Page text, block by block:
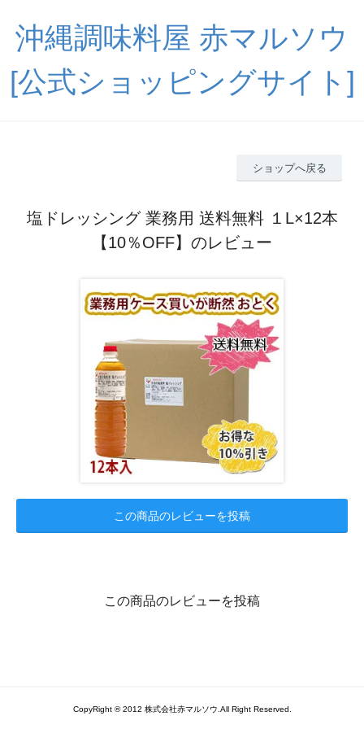
沖縄調味料屋 赤マルソウ
[公式ショッピングサイト]
ショップへ戻る
塩ドレッシング 業務用 送料無料 １L×12本
【10％OFF】のレビュー
この商品のレビューを投稿
この商品のレビューを投稿
CopyRight ® 2012 株式会社赤マルソウ.All Right Reserved.